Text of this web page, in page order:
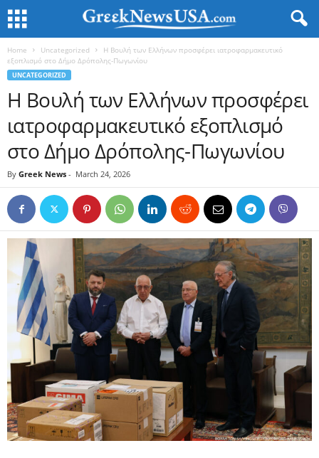
Home Uncategorized
Η Βουλή των Ελλήνων προσφέρει ιατροφαρμακευτικό
εξοπλισμό στο Δήμο Δρόπολης-Πωγωνίου
UNCATEGORIZED
Η Βουλή των Ελλήνων προσφέρει
ιατροφαρμακευτικό εξοπλισμό
στο Δήμο Δρόπολης-Πωγωνίου
By Greek News - March 24, 2026